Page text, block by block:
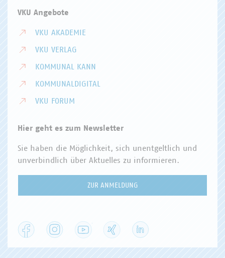
VKU Angebote
VKU AKADEMIE
VKU VERLAG
KOMMUNAL KANN
KOMMUNALDIGITAL
VKU FORUM
Hier geht es zum Newsletter
Sie haben die Möglichkeit, sich unentgeltlich und
unverbindlich über Aktuelles zu informieren.
ZUR ANMELDUNG
Facebook Instagram YouTube